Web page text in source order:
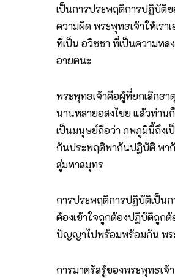
เป็นการประพฤติการปฏิบัติ
ความผิด พระพุทธเจ้าให้เร
ที่เป็น อวิชชา ที่เป็นความหล
อายตนะ
พระพุทธเจ้าคือผู้ที่ยกเลิกธา
นานหลายอสงไขย แล้วท่าน
เป็นมนุษย์ถือว่า ภพภูมินี้ถึงเ
กันประพฤติพากันปฏิบัติ พากั
สู่มหาสมุทร
การประพฤติการปฏิบัติเป็น
ต้องเข้าใจถูกต้องปฏิบัติถูก
ปัญญาไปพร้อมพร้อมกัน พร
การมาตรัสรู้ของพระพุทธเ